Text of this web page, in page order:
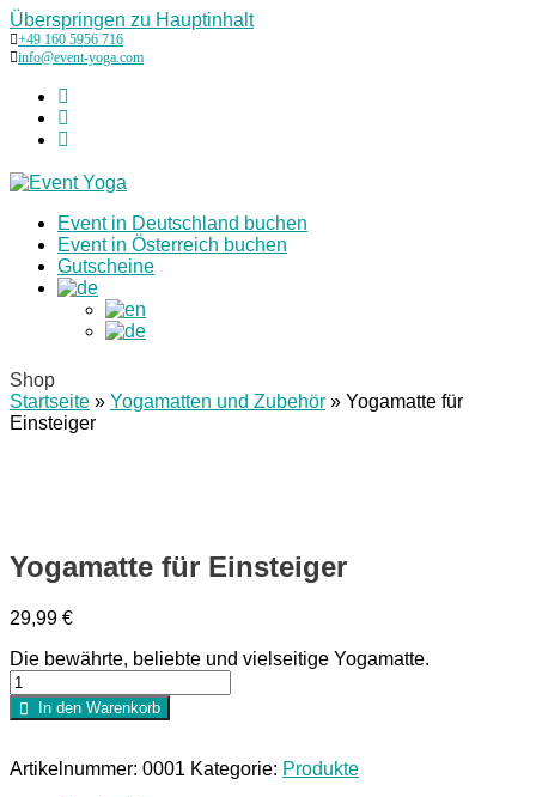
Überspringen zu Hauptinhalt
+49 160 5956 716
info@event-yoga.com
Event in Deutschland buchen
Event in Österreich buchen
Gutscheine
Shop
Startseite » Yogamatten und Zubehör » Yogamatte für
Einsteiger
Yogamatte für Einsteiger
29,99 €
Die bewährte, beliebte und vielseitige Yogamatte.
Yogamatte
für
Einsteiger
In den Warenkorb
Artikelnummer: 0001 Kategorie: Produkte